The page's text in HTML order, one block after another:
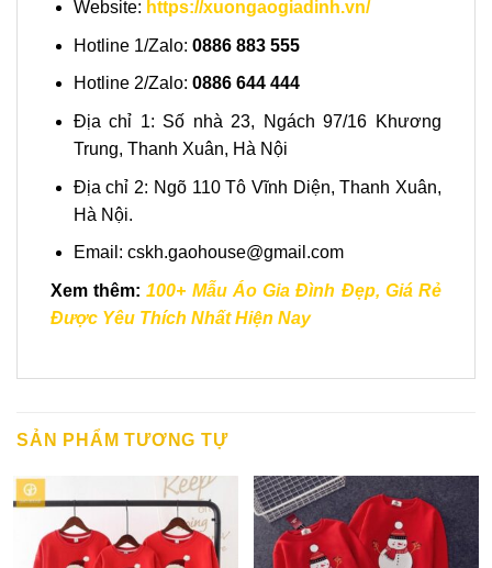
Website: https://xuongaogiadinh.vn/
Hotline 1/Zalo: 0886 883 555
Hotline 2/Zalo: 0886 644 444
Địa chỉ 1: Số nhà 23, Ngách 97/16 Khương
Trung, Thanh Xuân, Hà Nội
Địa chỉ 2: Ngõ 110 Tô Vĩnh Diện, Thanh Xuân,
Hà Nội.
Email: cskh.gaohouse@gmail.com
Xem thêm:100+ Mẫu Áo Gia Đình Đẹp, Giá Rẻ
Được Yêu Thích Nhất Hiện Nay
SẢN PHẨM TƯƠNG TỰ